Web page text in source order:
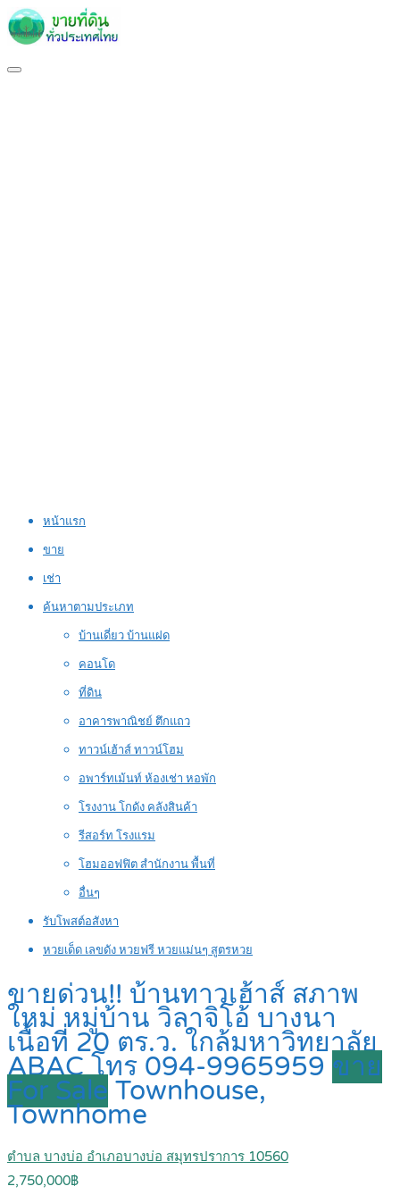
หน้าแรก
ขาย
เช่า
ค้นหาตามประเภท
บ้านเดี่ยว บ้านแฝด
คอนโด
ที่ดิน
อาคารพาณิชย์ ตึกแถว
ทาวน์เฮ้าส์ ทาวน์โฮม
อพาร์ทเม้นท์ ห้องเช่า หอพัก
โรงงาน โกดัง คลังสินค้า
รีสอร์ท โรงแรม
โฮมออฟฟิต สำนักงาน พื้นที่
อื่นๆ
รับโพสต์อสังหา
หวยเด็ด เลขดัง หวยฟรี หวยแม่นๆ สูตรหวย
ขายด่วน!! บ้านทาวเฮ้าส์ สภาพ
ใหม่ หมู่บ้าน วิลาจิโอ้ บางนา
เนื้อที่ 20 ตร.ว. ใกล้มหาวิทยาลัย
ABAC โทร 094-9965959 ขาย
For Sale Townhouse,
Townhome
ตำบล บางบ่อ อำเภอบางบ่อ สมุทรปราการ 10560
2,750,000฿